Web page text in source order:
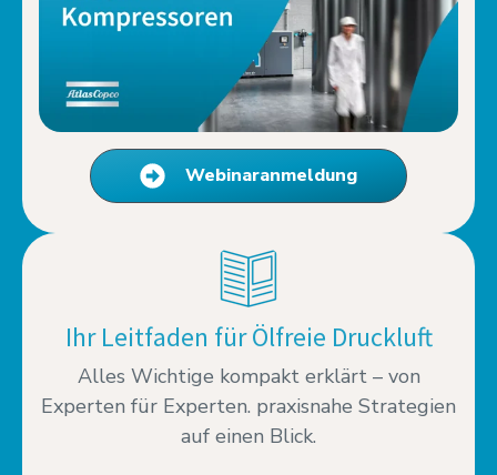
Webinaranmeldung
Ihr Leitfaden für Ölfreie Druckluft
Alles Wichtige kompakt erklärt – von
Experten für Experten. praxisnahe Strategien
auf einen Blick.